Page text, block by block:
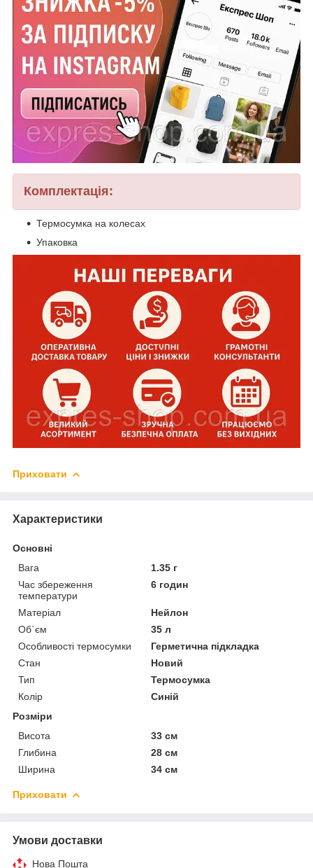
Комплектація:
Термосумка на колесах
Упаковка
Приховати
Характеристики
Основні
Вага
1.35 г
Час збереження
температури
6 годин
Матеріал
Нейлон
Об`єм
35 л
Особливості термосумки
Герметична підкладка
Стан
Новий
Тип
Термосумка
Колір
Синій
Розміри
Висота
33 см
Глибина
28 см
Ширина
34 см
Приховати
Умови доставки
Нова Пошта